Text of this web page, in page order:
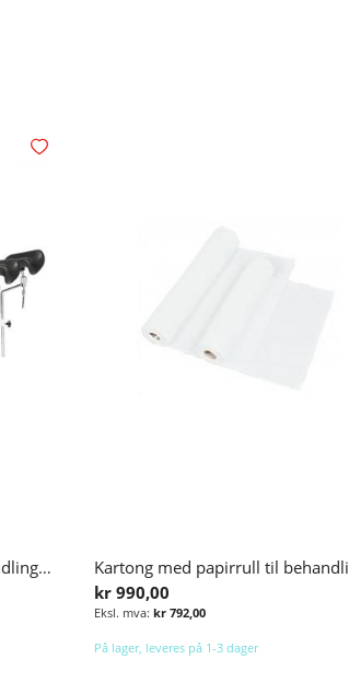
Kombi gynekologistol og behandlingsbenk
Legg i handlekurv
Legg i ønskelisten
kr 990,00
kr 792,00
På lager, leveres på 1-3 dager